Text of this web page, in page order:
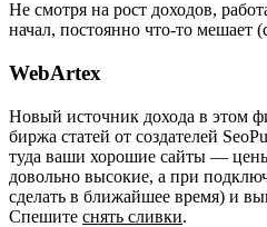
Не смотря на рост доходов,
начал, постоянно что-то мешает
WebArtex
Новый источник дохода в этом
биржа статей от создателей
туда ваши хорошие сайты —
довольно высокие, а при
cделать в ближайшее время) и
Спешите снять сливки.